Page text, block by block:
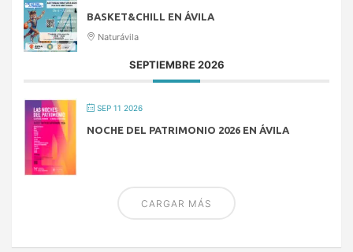
BASKET&CHILL EN ÁVILA
Naturávila
SEPTIEMBRE 2026
SEP 11 2026
NOCHE DEL PATRIMONIO 2026 EN ÁVILA
CARGAR MÁS